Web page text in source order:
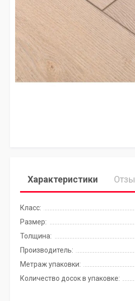
Характеристики
Класс:
Размер:
Толщина:
Производитель:
Метраж упаковки:
Количество досок в упаковке: